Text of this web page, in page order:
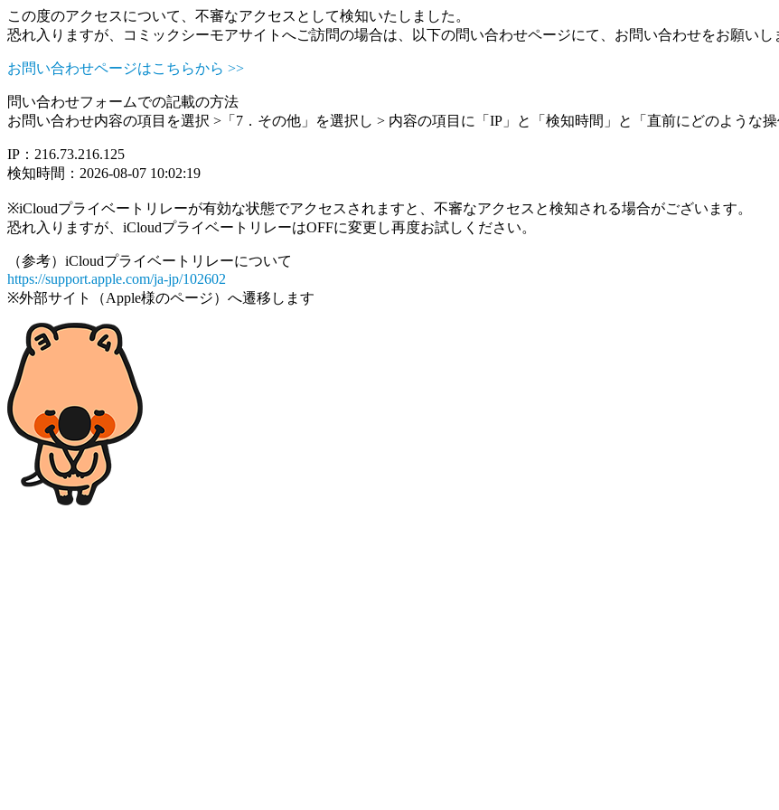
この度のアクセスについて、不審なアクセスとして検知いたしました。
恐れ入りますが、コミックシーモアサイトへご訪問の場合は、以下の問い合わせページにて、お問い合わせをお願いし
お問い合わせページはこちらから >>
問い合わせフォームでの記載の方法
お問い合わせ内容の項目を選択 >「7．その他」を選択し > 内容の項目に「IP」と「検知時間」と「直前にどのような操
IP：216.73.216.125
検知時間：2026-08-07 10:02:19
※iCloudプライベートリレーが有効な状態でアクセスされますと、不審なアクセスと検知される場合がございます。
恐れ入りますが、iCloudプライベートリレーはOFFに変更し再度お試しください。
（参考）iCloudプライベートリレーについて
https://support.apple.com/ja-jp/102602
※外部サイト（Apple様のページ）へ遷移します